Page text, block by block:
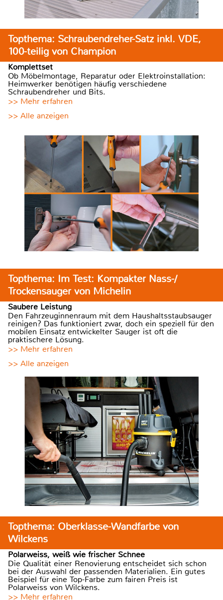
Topthema: Schraubendreher-Satz inkl. VDE,
100-teilig von Champion
Komplettset
Ob Möbelmontage, Reparatur oder Elektroinstallation:
Heimwerker benötigen häufig verschiedene
Schraubendreher und Bits.
>> Mehr erfahren
>> Alle anzeigen
Topthema: Im Test: Kompakter Nass-/
Trockensauger von Michelin
Saubere Leistung
Den Fahrzeuginnenraum mit dem Haushaltsstaubsauger
reinigen? Das funktioniert zwar, doch ein speziell für den
mobilen Einsatz entwickelter Sauger ist oft die
praktischere Lösung.
>> Mehr erfahren
>> Alle anzeigen
Topthema: Oberklasse-Wandfarbe von
Wilckens
Polarweiss, weiß wie frischer Schnee
Die Qualität einer Renovierung entscheidet sich schon
bei der Auswahl der passenden Materialien. Ein gutes
Beispiel für eine Top-Farbe zum fairen Preis ist
Polarweiss von Wilckens.
>> Mehr erfahren